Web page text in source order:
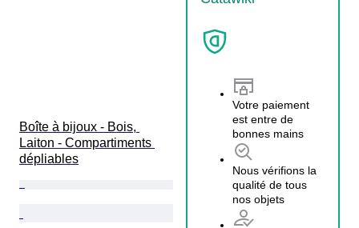
Votre paiement
est entre de
bonnes mains
Nous vérifions la
qualité de tous
nos objets
Boîte à bijoux - Bois,
Laiton - Compartiments
dépliables